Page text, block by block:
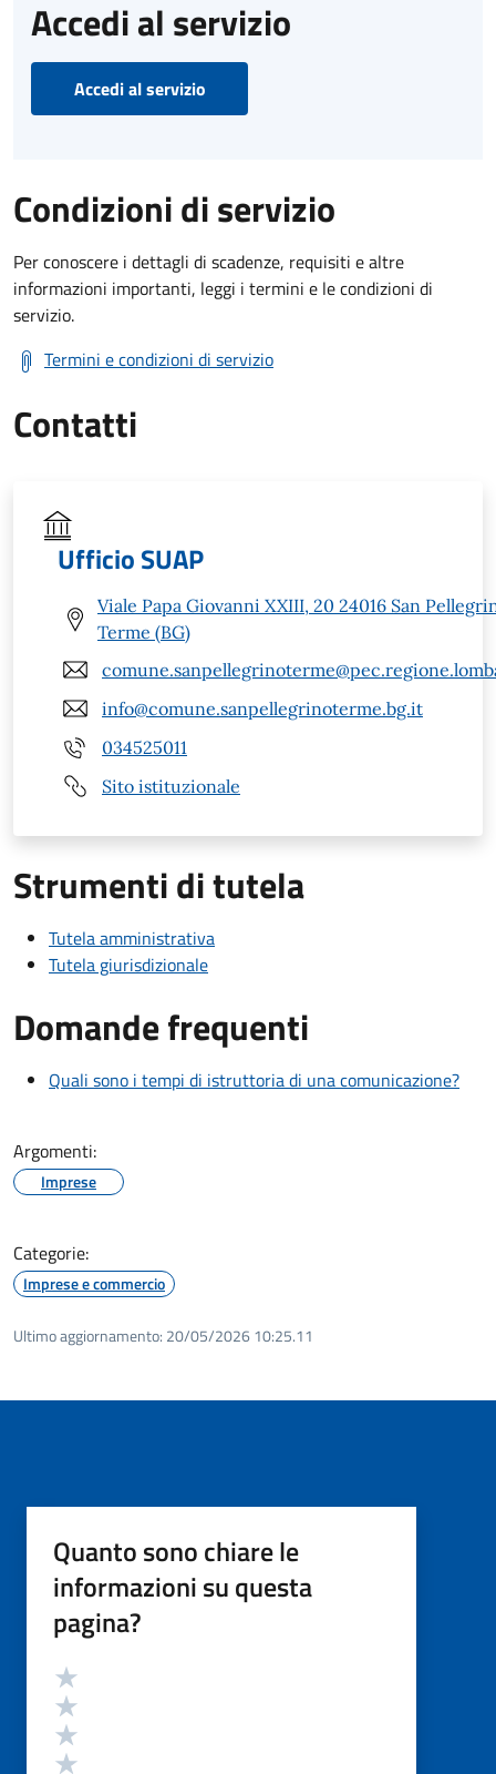
Accedi al servizio
Accedi al servizio
Condizioni di servizio
Per conoscere i dettagli di scadenze, requisiti e altre
informazioni importanti, leggi i termini e le condizioni di
servizio.
Termini e condizioni di servizio
Contatti
Ufficio SUAP
Viale Papa Giovanni XXIII, 20 24016 San
Terme (BG)
info@comune.sanpellegrinoterme.bg.it
034525011
Sito istituzionale
Strumenti di tutela
Tutela amministrativa
Tutela giurisdizionale
Domande frequenti
Quali sono i tempi di istruttoria di una comunicazione?
Argomenti:
Imprese
Categorie:
Imprese e commercio
Ultimo aggiornamento: 20/05/2026 10:25.11
Quanto sono chiare le
informazioni su questa
pagina?
Valutazione